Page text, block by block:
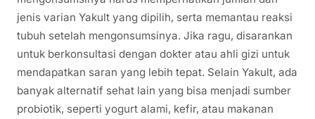
jenis varian Yakult yang dipilih, serta memantau reaksi
tubuh setelah mengonsumsinya. Jika ragu, disarankan
untuk berkonsultasi dengan dokter atau ahli gizi untuk
mendapatkan saran yang lebih tepat. Selain Yakult, ada
banyak alternatif sehat lain yang bisa menjadi sumber
probiotik, seperti yogurt alami, kefir, atau makanan